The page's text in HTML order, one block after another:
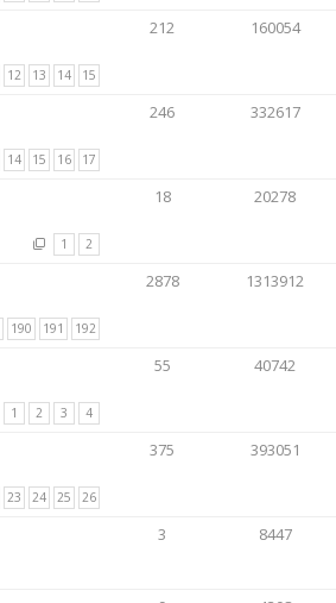
12 13 14 15
212 160054
14 15 16 17
246 332617
1 2
18 20278
190 191 192
2878 1313912
1 2 3 4
55 40742
23 24 25 26
375 393051
3 8447